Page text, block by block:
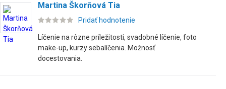
Martina Škorňová Tia
Pridať hodnotenie
Líčenie na rôzne príležitosti, svadobné líčenie, foto
make-up, kurzy sebalíčenia. Možnosť
docestovania.